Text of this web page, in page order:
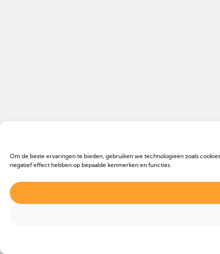
Om de beste ervaringen te bieden, gebruiken we technologieën zoals
negatief effect hebben op bepaalde kenmerken en functies.